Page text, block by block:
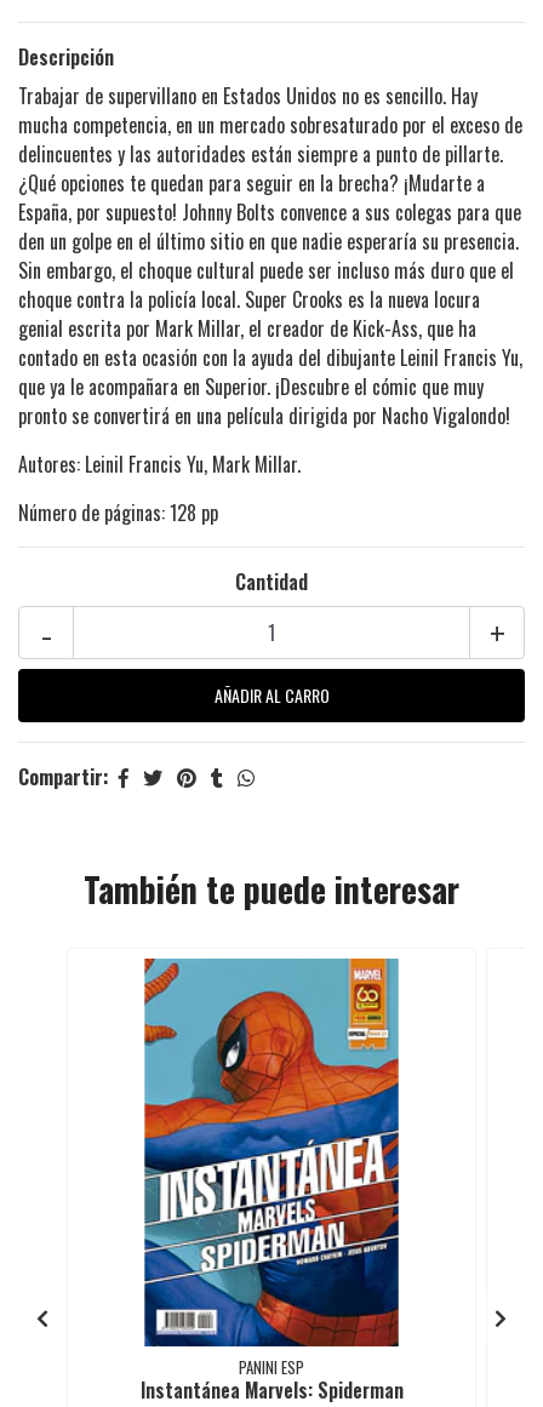
Descripción
Trabajar de supervillano en Estados Unidos no es sencillo. Hay
mucha competencia, en un mercado sobresaturado por el exceso de
delincuentes y las autoridades están siempre a punto de pillarte.
¿Qué opciones te quedan para seguir en la brecha? ¡Mudarte a
España, por supuesto! Johnny Bolts convence a sus colegas para que
den un golpe en el último sitio en que nadie esperaría su presencia.
Sin embargo, el choque cultural puede ser incluso más duro que el
choque contra la policía local. Super Crooks es la nueva locura
genial escrita por Mark Millar, el creador de Kick-Ass, que ha
contado en esta ocasión con la ayuda del dibujante Leinil Francis Yu,
que ya le acompañara en Superior. ¡Descubre el cómic que muy
pronto se convertirá en una película dirigida por Nacho Vigalondo!
Autores: Leinil Francis Yu, Mark Millar.
Número de páginas: 128 pp
Cantidad
+
-
Compartir:
También te puede interesar
PANINI ESP
Instantánea Marvels: Spiderman